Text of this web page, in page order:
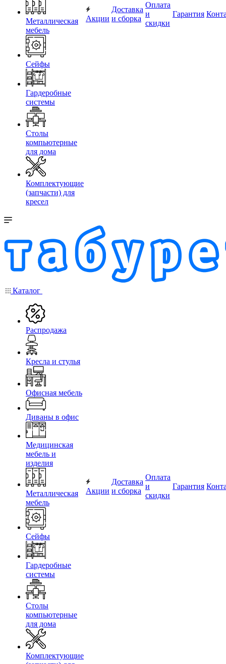
Металлическая
мебель
Сейфы
Гардеробные
системы
Столы
компьютерные
для дома
Комплектующие
(запчасти) для
кресел
Акции
Доставка
и сборка
Оплата
и
скидки
Гарантия
Каталог
Распродажа
Кресла и стулья
Офисная мебель
Диваны в офис
Медицинская
мебель и
изделия
Металлическая
мебель
Сейфы
Гардеробные
системы
Столы
компьютерные
для дома
Комплектующие
Акции
Доставка
и сборка
Оплата
и
скидки
Гарантия